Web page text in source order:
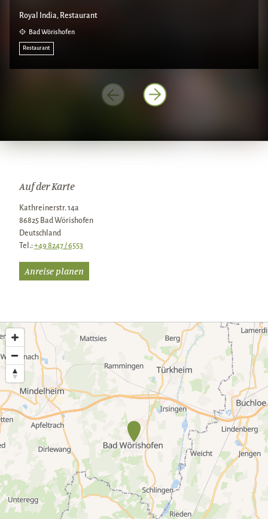
Royal India, Restaurant
Bad Wörishofen
Restaurant
Auf der Karte
Kathreinerstr. 14a
86825 Bad Wörishofen
Deutschland
Tel.:+49 8247 / 6553
Anreise planen